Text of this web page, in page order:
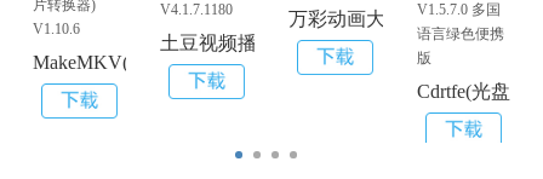
MakeMKV(影片转换器) V1.10.6
土豆视频播放器itudou V4.1.7.1180
万彩动画大师 V2.3.2
Cdrtfe(光盘刻